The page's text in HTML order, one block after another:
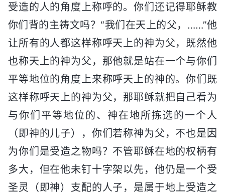
受造的人的角度上称呼的。你们还记得耶稣教
你们背的主祷文吗？“我们在天上的父，……”他
让所有的人都这样称呼天上的神为父，既然他
也称天上的神为父，那他就是站在一个与你们
平等地位的角度上来称呼天上的神的。你们既
这样称呼天上的神为父，那耶稣就把自己看为
与你们平等地位的、神在地所拣选的一个人
（即神的儿子），你们若称神为父，不也是因
为你们是受造之物吗？不管耶稣在地的权柄有
多大，但在他未钉十字架以先，他仍是一个受
圣灵（即神）支配的人子，是属于地上受造之